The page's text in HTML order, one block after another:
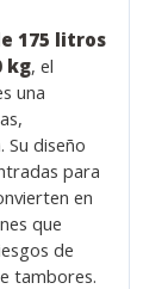
175 litros
kg, el
una
Su diseño
para
en
que
de
tambores.